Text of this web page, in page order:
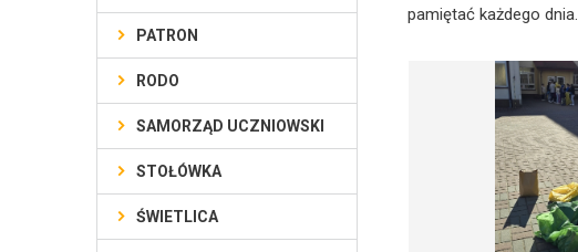
pamiętać każdego dnia.
PATRON
RODO
SAMORZĄD UCZNIOWSKI
STOŁÓWKA
ŚWIETLICA